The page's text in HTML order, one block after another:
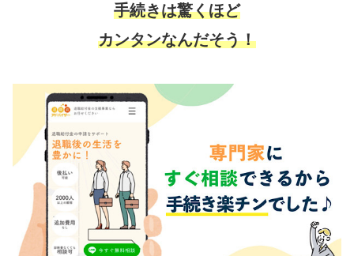
手続きは驚くほど
カンタンなんだそう！